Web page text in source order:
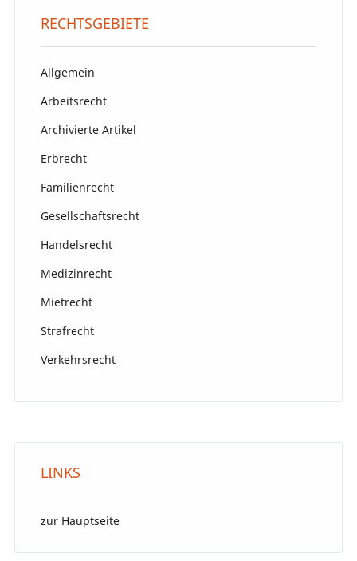
RECHTSGEBIETE
Allgemein
Arbeitsrecht
Archivierte Artikel
Erbrecht
Familienrecht
Gesellschaftsrecht
Handelsrecht
Medizinrecht
Mietrecht
Strafrecht
Verkehrsrecht
LINKS
zur Hauptseite